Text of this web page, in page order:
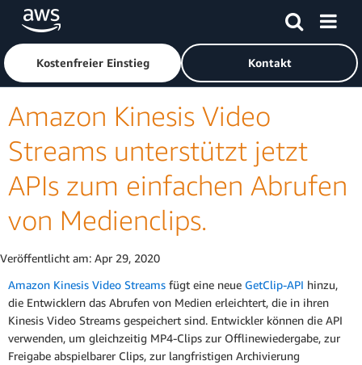
Überspringen zum Hauptinhalt
Klicken Sie hier, um zur Amazon Web Services-Startseite
Kostenfreier Einstieg Kontakt
Amazon Kinesis Video
Streams unterstützt jetzt
APIs zum einfachen Abrufen
von Medienclips.
Veröffentlicht am: Apr 29, 2020
Amazon Kinesis Video Streams fügt eine neue GetClip-API hinzu,
die Entwicklern das Abrufen von Medien erleichtert, die in ihren
Kinesis Video Streams gespeichert sind. Entwickler können die API
verwenden, um gleichzeitig MP4-Clips zur Offlinewiedergabe, zur
Freigabe abspielbarer Clips, zur langfristigen Archivierung